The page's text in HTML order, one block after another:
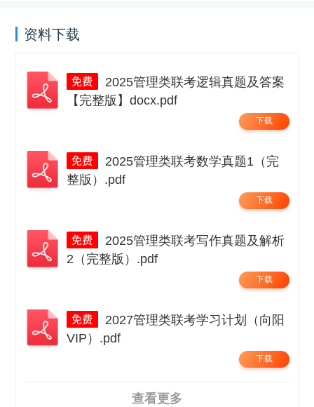
资料下载
【完整版】docx.pdf
下载
整版）.pdf
下载
2（完整版）.pdf
下载
VIP）.pdf
下载
查看更多